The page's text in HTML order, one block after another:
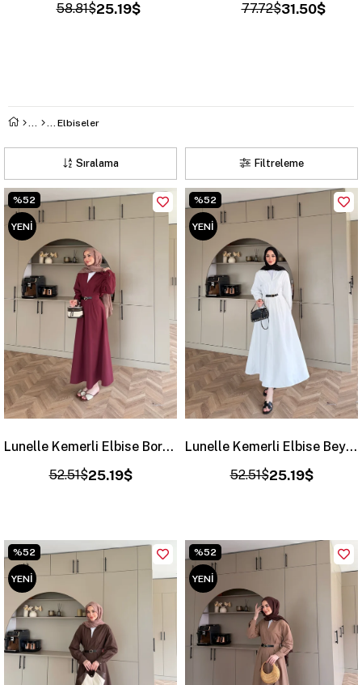
25.19$
58.81$ 31.50$
77.72$
Elbiseler
Filtreleme
Sıralama
Lunelle Kemerli Elbise Bordo (4508)
25.19$
52.51$
%52
YENI
ÜRÜN
Lunelle Kemerli Elbise Beyaz (4508)
25.19$
52.51$
%52
YENI
ÜRÜN
%52
YENI
ÜRÜN
%52
YENI
ÜRÜN